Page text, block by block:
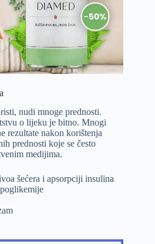
nudi mnoge prednosti.
o lijeku je bitno. Mnogi
rezultate nakon korištenja
prednosti koje se često
medijima.
šećera i apsorpciji insulina